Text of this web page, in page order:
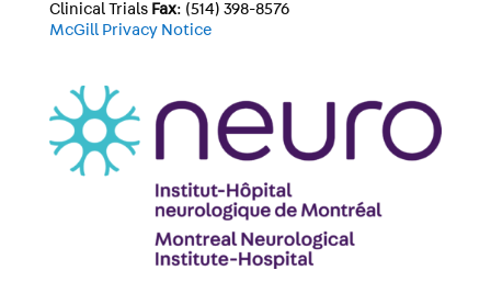
Clinical Trials Fax: (514) 398-8576
McGill Privacy Notice